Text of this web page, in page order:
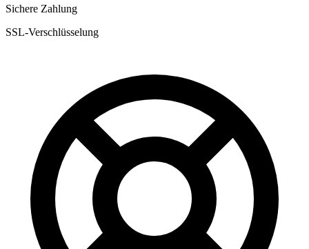
Sichere Zahlung
SSL-Verschlüsselung